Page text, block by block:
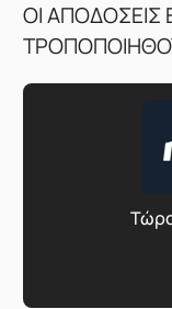
ΟΙ ΑΠΟΔΟΣΕΙΣ